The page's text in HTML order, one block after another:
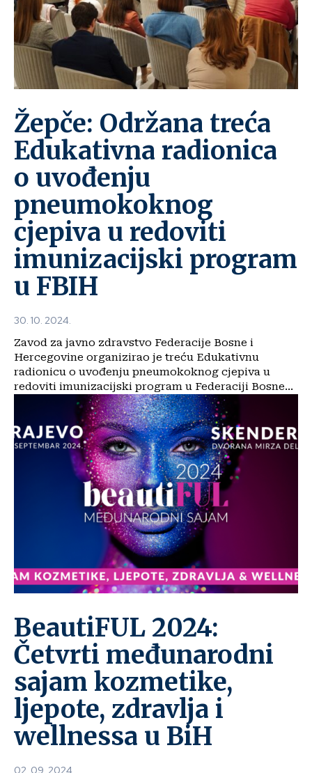
Žepče: Održana treća
Edukativna radionica
o uvođenju
pneumokoknog
cjepiva u redoviti
imunizacijski program
u FBIH
30. 10. 2024.
Zavod za javno zdravstvo Federacije Bosne i
Hercegovine organizirao je treću Edukativnu
radionicu o uvođenju pneumokoknog cjepiva u
redoviti imunizacijski program u Federaciji Bosne...
BeautiFUL 2024:
Četvrti međunarodni
sajam kozmetike,
ljepote, zdravlja i
wellnessa u BiH
02. 09. 2024.